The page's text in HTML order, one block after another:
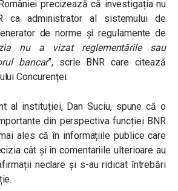
precizează că investigația nu
ca administrator al sistemului de
de norme și regulamente de
nu a vizat reglementările sau
bancar”, scrie BNR care citează
Concurenței:
al instituției, Dan Suciu, spune că o
din perspectiva funcției BNR
ales că în informațiile publice care
cât și în comentariile ulterioare au
neclare și s-au ridicat întrebări